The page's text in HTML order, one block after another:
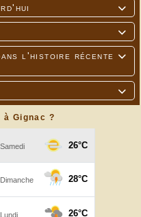



l'histoire récente

à Gignac ?